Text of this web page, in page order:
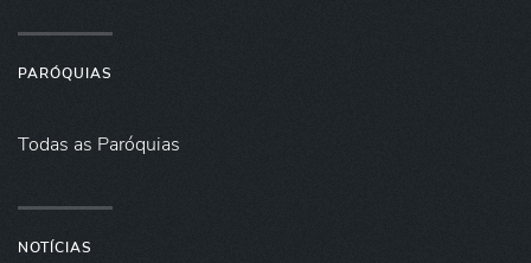
PARÓQUIAS
Todas as Paróquias
NOTÍCIAS